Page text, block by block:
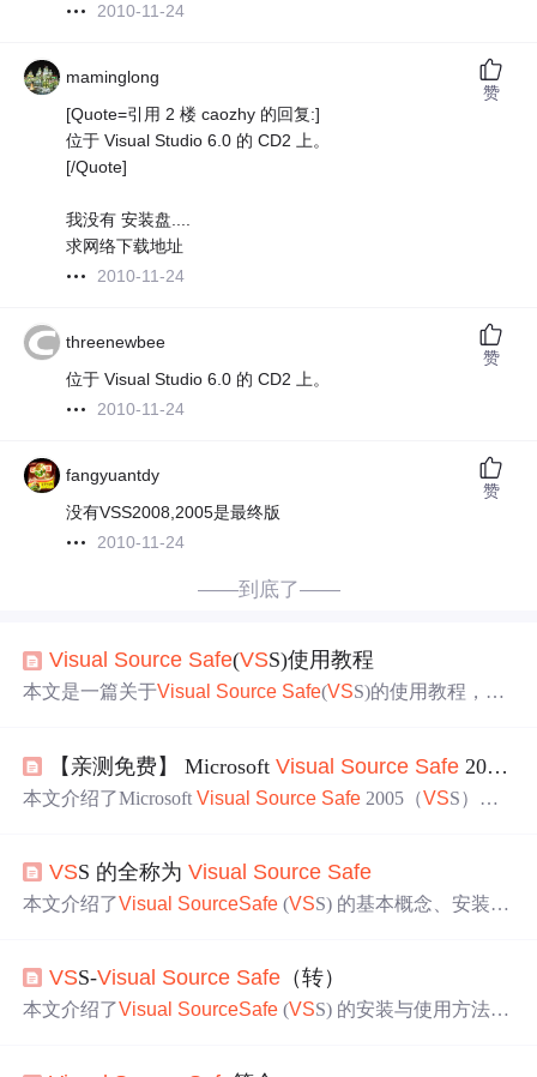
2010-11-24
maminglong
[Quote=引用 2 楼 caozhy 的回复:]
位于 Visual Studio 6.0 的 CD2 上。
[/Quote]
我没有 安装盘....
求网络下载地址
2010-11-24
赞
threenewbee
位于 Visual Studio 6.0 的 CD2 上。
2010-11-24
赞
fangyuantdy
没有VSS2008,2005是最终版
2010-11-24
赞
——到底了——
Visual Source Safe(VSS)使用教程
本文是一篇关于Visual Source Safe(VSS)的使用教程，详
【亲测免费】 MicrosoftVisual Source Safe 2005（
本文介绍了MicrosoftVisual Source Safe 2005（VSS）安
包，可在计算机上轻松部署，助力开发人员组织和维护代
码。项目地址为https://gitcode.com/Universal-Tool/d8c50。
VSS 的全称为Visual Source Safe
本文介绍了Visual SourceSafe (VSS) 的基本概念、安装步
章详细描述了如何在Windows平台上安装和配置
器及客户端，以及日常使用中的注意事项。
VSS-Visual Source Safe （转）
本文介绍了Visual SourceSafe (VSS) 的安装与使用方法，